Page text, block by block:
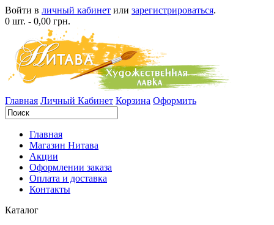
Войти в личный кабинет или зарегистрироваться.
0 шт. - 0,00 грн.
Главная Личный Кабинет Корзина Оформить
Главная
Магазин Нитава
Акции
Оформлении заказа
Оплата и доставка
Контакты
Каталог